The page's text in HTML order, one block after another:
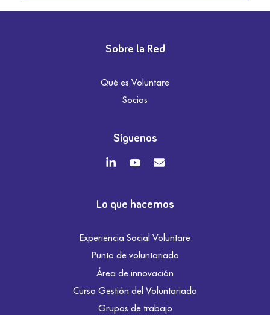
Sobre la Red
Qué es Voluntare
Socios
Síguenos
Lo que hacemos
Experiencia Social Voluntare
Punto de voluntariado
Área de innovación
Curso Gestión del Voluntariado
Grupos de trabajo